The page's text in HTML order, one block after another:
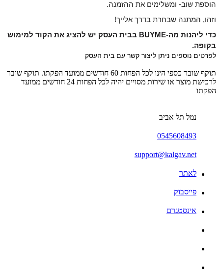
הוספת שוב- ומשלימים את ההזמנה.
וזהו, המתנה שבחרת בדרך אלייך!
בקופה.
לפרטים נוספים ניתן ליצור קשר עם בית העסק
תוקף שובר כספי הינו לכל הפחות 60 חודשים ממועד הפקתו. תוקף שובר
לרכישת מוצר או שירות מסויים יהיה לכל הפחות 24 חודשים ממועד
הפקתו
נמל תל אביב
0545608493
support@kalgav.net
לאתר
פייסבוק
אינסטגרם